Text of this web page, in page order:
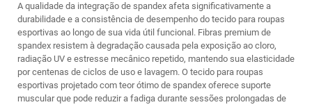
A qualidade da integração de spandex afeta significativamente a
durabilidade e a consistência de desempenho do tecido para roupas
esportivas ao longo de sua vida útil funcional. Fibras premium de
spandex resistem à degradação causada pela exposição ao cloro,
radiação UV e estresse mecânico repetido, mantendo sua elasticidade
por centenas de ciclos de uso e lavagem. O tecido para roupas
esportivas projetado com teor ótimo de spandex oferece suporte
muscular que pode reduzir a fadiga durante sessões prolongadas de